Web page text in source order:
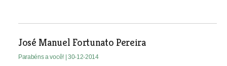
José Manuel Fortunato Pereira
Parabéns a você! | 30-12-2014